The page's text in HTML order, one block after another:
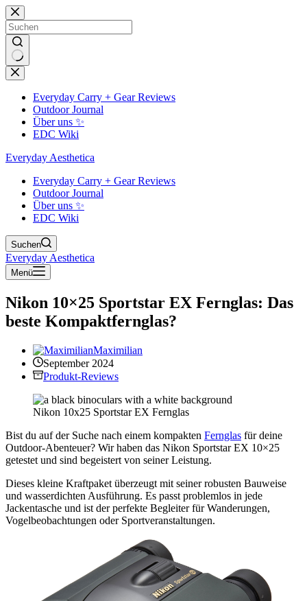
Zum
Inhalt
springen
Keine
Ergebnisse
Everyday Carry + Gear Reviews
Outdoor Journal
Über uns ✨
EDC Wiki
Everyday Aesthetica
Everyday Carry + Gear Reviews
Outdoor Journal
Über uns ✨
EDC Wiki
Suchen
Everyday Aesthetica
Menü
Nikon 10×25 Sportstar EX Fernglas: Das
beste Kompaktfernglas?
Maximilian
September 2024
Produkt-Reviews
Nikon 10x25 Sportstar EX Fernglas
Bist du auf der Suche nach einem kompakten Fernglas für deine
Outdoor-Abenteuer? Wir haben das Nikon Sportstar EX 10×25
getestet und sind begeistert von seiner Leistung.
Dieses kleine Kraftpaket überzeugt mit seiner robusten Bauweise
und wasserdichten Ausführung. Es passt problemlos in jede
Jackentasche und ist der perfekte Begleiter für Wanderungen,
Vogelbeobachtungen oder Sportveranstaltungen.